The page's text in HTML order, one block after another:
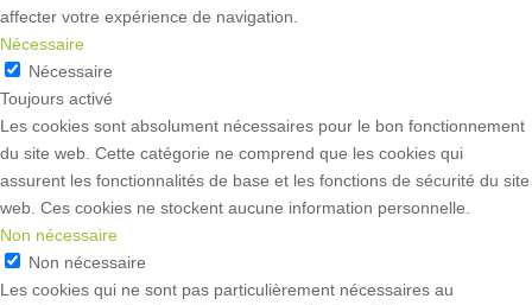
affecter votre expérience de navigation.
Nécessaire
Nécessaire
Toujours activé
Les cookies sont absolument nécessaires pour le bon fonctionnement
du site web. Cette catégorie ne comprend que les cookies qui
assurent les fonctionnalités de base et les fonctions de sécurité du site
web. Ces cookies ne stockent aucune information personnelle.
Non nécessaire
Non nécessaire
Les cookies qui ne sont pas particulièrement nécessaires au